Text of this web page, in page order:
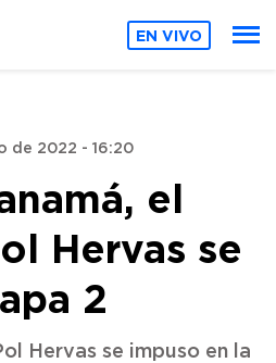
EN VIVO
de 2022 - 16:20
el
Hervas se
2
Hervas se impuso en la